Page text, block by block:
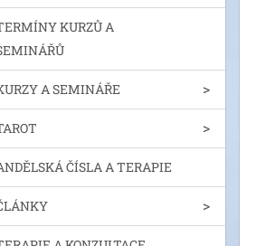
KURZŮ A
A SEMINÁŘE
ČÍSLA A TERAPIE